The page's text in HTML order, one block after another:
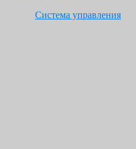
Система управления